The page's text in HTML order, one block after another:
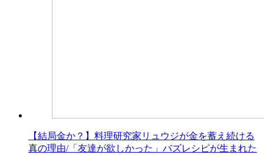
【結局金か？】料理研究家リュウジが金を蓄え続ける
真の理由/「友達が欲しかった」バズレシピが生まれた